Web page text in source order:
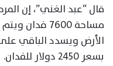
قال “عبد الغني”، إن
بسعر 2450 دولار للفدان.